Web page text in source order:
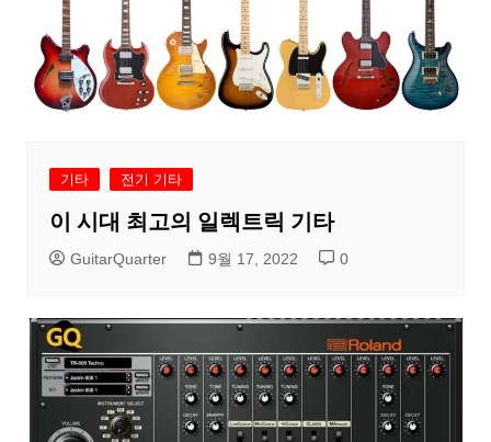
기타 전기 기타
이 시대 최고의 일렉트릭 기타
GuitarQuarter 9월 17, 2022 0